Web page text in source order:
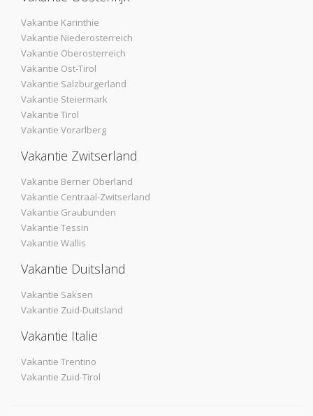
Vakantie Karinthie
Vakantie Niederosterreich
Vakantie Oberosterreich
Vakantie Ost-Tirol
Vakantie Salzburgerland
Vakantie Steiermark
Vakantie Tirol
Vakantie Vorarlberg
Vakantie Zwitserland
Vakantie Berner Oberland
Vakantie Centraal-Zwitserland
Vakantie Graubunden
Vakantie Tessin
Vakantie Wallis
Vakantie Duitsland
Vakantie Saksen
Vakantie Zuid-Duitsland
Vakantie Italie
Vakantie Trentino
Vakantie Zuid-Tirol